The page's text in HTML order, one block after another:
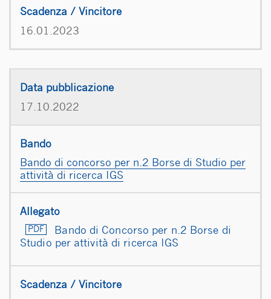
16.01.2023
17.10.2022
Bando di concorso per n.2 Borse di Studio per
attività di ricerca IGS
Bando di Concorso per n.2 Borse di
Studio per attività di ricerca IGS